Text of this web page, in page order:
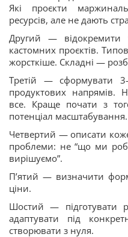
Які проєкти
ресурсів, але не дають
Другий — відокремити
кастомних проєктів.
жорсткіше. Складні —
Третій — сформувати
продуктових напрямів.
все. Краще почати з
потенціал масштабування.
Четвертий — описати
проблеми: не “що ми
вирішуємо”.
П’ятий — визначити
ціни.
Шостий — підготувати
адаптувати під
створювати з нуля.